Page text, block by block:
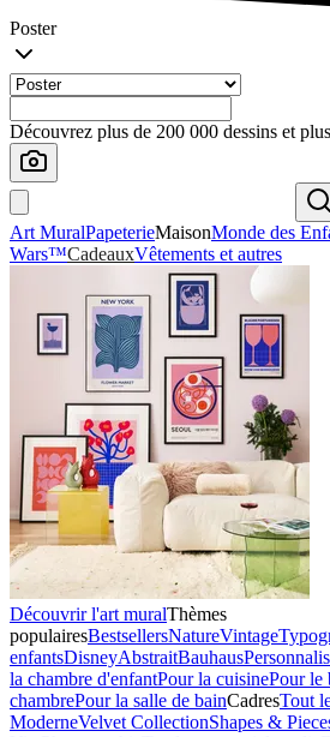
Poster
Découvrez plus de 200 000 dessins et
Art MuralPapeterieMaisonMonde des
Wars™CadeauxVêtements et autres
Découvrir l'art muralThèmes
populairesBestsellersNatureVintage
enfantsDisneyAbstraitBauhaus
la chambre d'enfantPour la cuisinePour le
chambrePour la salle de bainCadresTout
ModerneVelvet CollectionShapes &